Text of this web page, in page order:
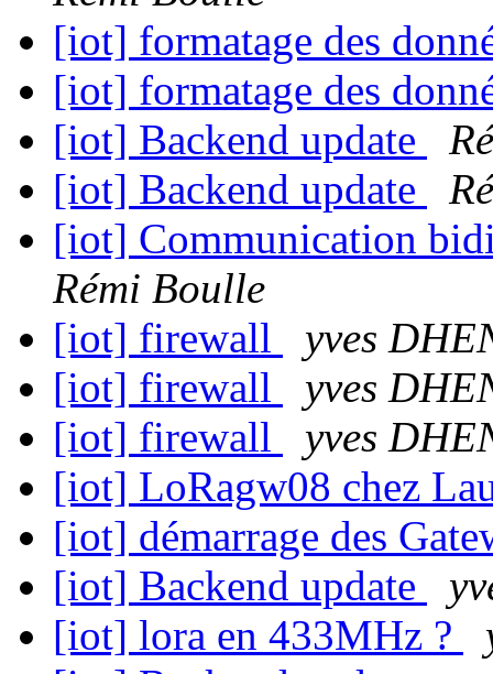
[iot] formatage des
[iot] formatage des
[iot] Backend update
[iot] Backend update
[iot] Communication
Rémi Boulle
[iot] firewall
yves
[iot] firewall
yves
[iot] firewall
yves
[iot] LoRagw08 chez
[iot] démarrage des
[iot] Backend update
[iot] lora en 433MHz ?